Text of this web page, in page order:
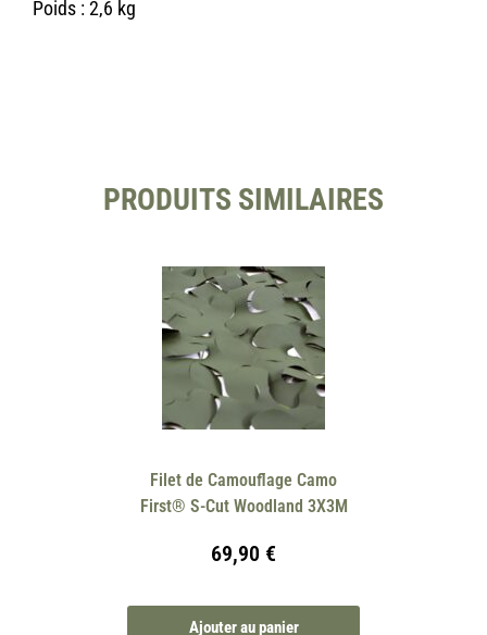
Poids : 2,6 kg
PRODUITS SIMILAIRES
Filet de Camouflage Camo
First® S-Cut Woodland 3X3M
69,90 €
Ajouter au panier